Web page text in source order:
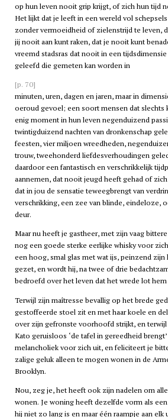
op hun leven nooit grip krijgt, of zich hun tijd
Het lijkt dat je leeft in een wereld vol
zonder vermoeidheid of zielenstrijd te leven,
jij nooit aan kunt raken, dat je nooit kunt
vreemd stadsras dat nooit in een
geleefd die gemeten kan worden in
[p. 70]
minuten, uren, dagen en jaren, maar in
oeroud gevoel; een soort mensen dat slechts
enig moment in hun leven negenduizend
twintigduizend nachten van dronkenschap
feesten, vier miljoen wreedheden,
trouw, tweehonderd liefdesverhoudingen
daardoor een fantastisch en verschrikkelijk
aannemen, dat nooit jeugd heeft gehad of
dat in jou de sensatie teweegbrengt van
verschrikking, een zee van blinde, eindeloze,
deur.
Maar nu heeft je gastheer, met zijn vaag
nog een goede sterke eerlijke whisky voor
een hoog, smal glas met wat ijs, peinzend zijn
gezet, en wordt hij, na twee of drie
bedroefd over het leven dat het wrede lot
Terwijl zijn maîtresse bevallig op het brede
gestoffeerde stoel zit en met haar koele en
over zijn gefronste voorhoofd strijkt, en
Kato geruisloos ‘de tafel in gereedheid
melancholiek voor zich uit, en feliciteert je
zalige geluk alleen te mogen wonen in de
Brooklyn.
Nou, zeg je, het heeft ook zijn nadelen om
wonen. Je woning heeft dezelfde vorm als
hij niet zo lang is en maar één raampje aan